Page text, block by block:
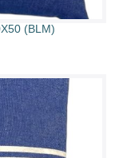
(BLM)